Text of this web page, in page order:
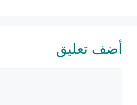
أضف تعليق